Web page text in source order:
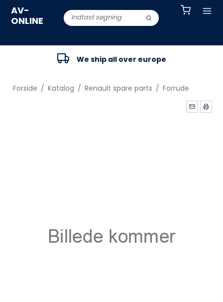
AV-
ONLINE
We ship all over europe
Forside / Katalog / Renault spare parts / Forrude